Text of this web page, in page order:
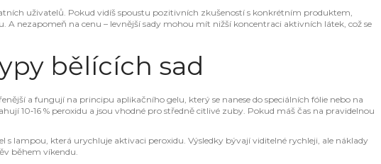
uživatelů. Pokud vidíš spoustu pozitivních zkušeností s konkrétním produktem,
A nezapomeň na cenu – levnější sady mohou mít nižší koncentraci aktivních látek, což se
bělících sad
a fungují na principu aplikačního gelu, který se nanese do speciálních fólie nebo na
10‑16 % peroxidu a jsou vhodné pro středně citlivé zuby. Pokud máš čas na pravidelnou
s lampou, která urychluje aktivaci peroxidu. Výsledky bývají viditelné rychleji, ale náklady
během víkendu.